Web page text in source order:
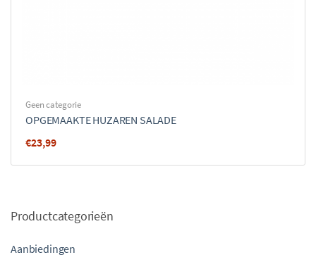
Geen categorie
OPGEMAAKTE HUZAREN SALADE
€23,99
Productcategorieën
Aanbiedingen